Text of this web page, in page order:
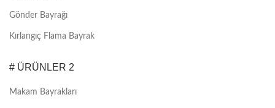
Gönder Bayrağı
Kırlangıç Flama Bayrak
# ÜRÜNLER 2
Makam Bayrakları